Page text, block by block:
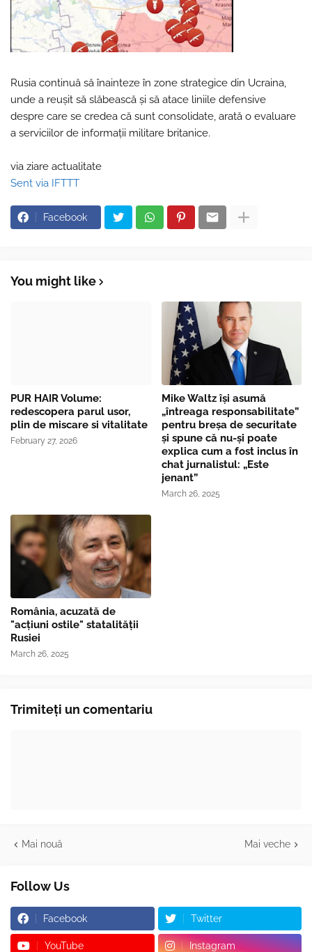
Rusia continuă să înainteze în zone strategice din Ucraina,
unde a reușit să slăbească și să atace liniile defensive
despre care se credea că sunt consolidate, arată o evaluare
a serviciilor de informații militare britanice.
via ziare actualitate
Sent via IFTTT
Facebook
You might like
PUR HAIR Volume:
redescopera parul usor,
plin de miscare si vitalitate
February 27, 2026
Mike Waltz îşi asumă
„întreaga responsabilitate”
pentru breşa de securitate
și spune că nu-și poate
explica cum a fost inclus în
chat jurnalistul: „Este
jenant”
March 26, 2025
România, acuzată de
"acțiuni ostile" statalității
Rusiei
March 26, 2025
Trimiteți un comentariu
Mai nouă Mai veche
Follow Us
Facebook Twitter
YouTube Instagram